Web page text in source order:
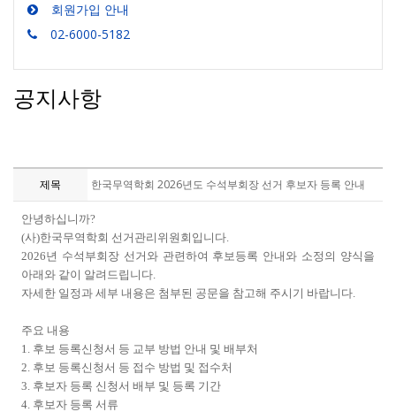
회원가입 안내
02-6000-5182
공지사항
제목 한국무역학회 2026년도 수석부회장 선거 후보자 등록 안내
안녕하십니까?
(사)한국무역학회 선거관리위원회입니다.
2026년 수석부회장 선거와 관련하여 후보등록 안내와 소정의 양식을
아래와 같이 알려드립니다.
자세한 일정과 세부 내용은 첨부된 공문을 참고해 주시기 바랍니다.
주요 내용
1. 후보 등록신청서 등 교부 방법 안내 및 배부처
2. 후보 등록신청서 등 접수 방법 및 접수처
3. 후보자 등록 신청서 배부 및 등록 기간
4. 후보자 등록 서류